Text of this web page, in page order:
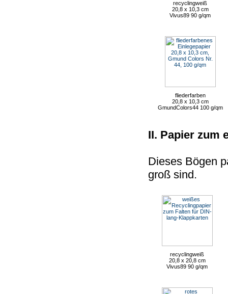
recyclingweiß
20,8 x 10,3 cm
Vivus89 90 g/qm
fliederfarben
20,8 x 10,3 cm
GmundColors44 100 g/qm
II. Papier zum
Dieses Bögen
groß sind.
recyclingweiß
20,8 x 20,8 cm
Vivus89 90 g/qm